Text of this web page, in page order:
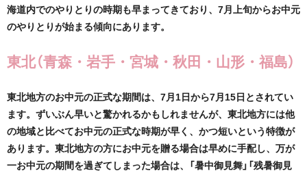
海道内でのやりとりの時期も早まってきており、7月上旬からお中元
のやりとりが始まる傾向にあります。
東北（青森・岩手・宮城・秋田・山形・福島）
東北地方のお中元の正式な期間は、7月1日から7月15日とされてい
ます。ずいぶん早いと驚かれるかもしれませんが、東北地方には他
の地域と比べてお中元の正式な時期が早く、かつ短いという特徴が
あります。東北地方の方にお中元を贈る場合は早めに手配し、万が
一お中元の期間を過ぎてしまった場合は、「暑中御見舞」「残暑御見